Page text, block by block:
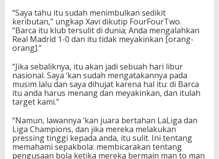
“Saya tahu itu sudah menimbulkan sedikit
keributan,” ungkap Xavi dikutip FourFourTwo.
“Barca itu klub tersulit di dunia; Anda mengalahkan
Real Madrid 1-0 dan itu tidak meyakinkan [orang-
orang].”
“Jika sebaliknya, itu akan jadi sebuah hari libur
nasional. Saya ‘kan sudah mengatakannya pada
musim lalu dan saya dihujat karena hal itu: di Barca
itu anda harus menang dan meyakinkan, dan itulah
target kami.”
“Namun, lawannya ‘kan juara bertahan LaLiga dan
Liga Champions, dan jika mereka melakukan
pressing tinggi kepada anda, itu sulit. Ini tentang
memahami sepakbola: membicarakan tentang
pengusaan bola ketika mereka bermain man to man